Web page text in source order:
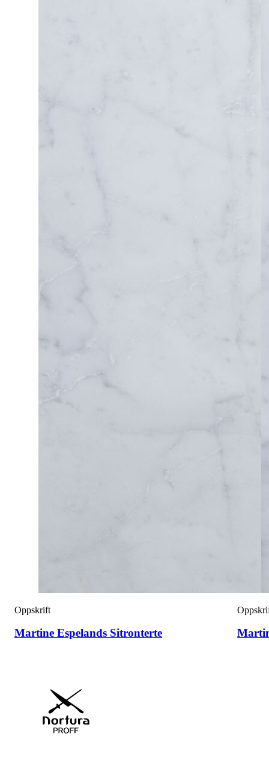
Oppskrift
Martine Espelands Sitronterte